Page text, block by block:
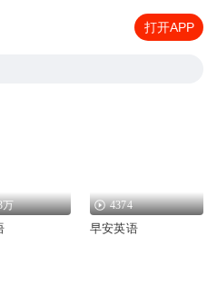
打开APP
万 4374
早安英语